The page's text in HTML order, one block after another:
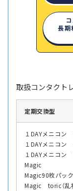
長期
取扱コンタクト
定期交換型
１DAYメニコン
１DAYメニコン
１DAYメニコン
Magic
Magic90枚パック
Magic toric（乱